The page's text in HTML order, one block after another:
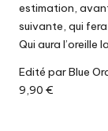
estimation,
suivante, qui fera
Qui aura l’oreille
Edité par Blue
9,90 €